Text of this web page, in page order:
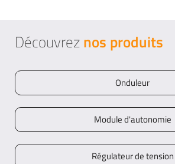
Découvreznos produits
Onduleur
Module d'autonomie
Régulateur de tension